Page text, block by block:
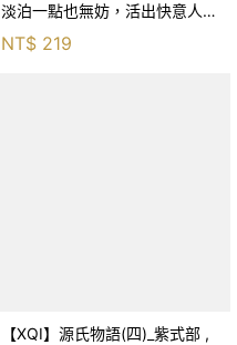
淡泊一點也無妨，活出快意人生
的99個禪練習！_枡野俊明, 黃
薇嬪
NT$ 219
【XQI】源氏物語(四)_紫式部 ,